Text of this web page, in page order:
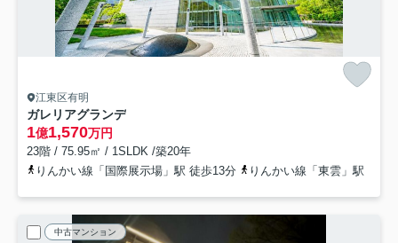
江東区有明
ガレリアグランデ
1億1,570万円
23階 / 75.95㎡ / 1SLDK /築20年
りんかい線「国際展示場」駅 徒歩13分
りんかい線「東雲」駅
中古マンション